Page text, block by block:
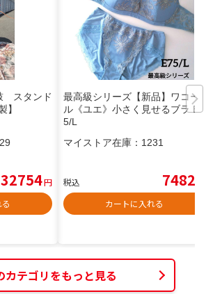
スタンド
】
32754円
最高級シリーズ【新品】ワコー
ル《ユエ》小さく見せるブラ E7
5/L
マイストア在庫： 1231
税込 7482
カートに入れる
カテゴリをもっと見る